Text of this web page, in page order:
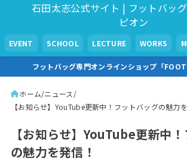
石田太志公式サイト | フットバッ
ピオン
EVENT SCHOOL LECTURE WORKS
フットバッグ専門オンラインショップ「
ホーム ニュース
【お知らせ】YouTube更新中！フットバッグの魅力
【お知らせ】YouTube更新中
の魅力を発信！